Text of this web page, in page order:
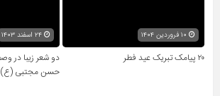
۲۰ پیامک تبریک عید فطر
دو شعر زیبا در
حسن مجتبی (ع)